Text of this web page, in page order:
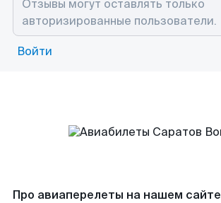
Войти
Про авиаперелеты на нашем сайте